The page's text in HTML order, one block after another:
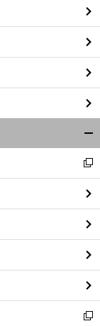
閉
る
新
し
い
ウ
ィ
ン
ド
ウ
で
開
く
新